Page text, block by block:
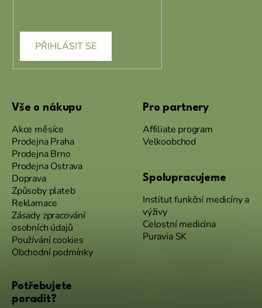
PŘIHLÁSIT SE
Vše o nákupu
Akce měsíce
Prodejna Praha
Prodejna Brno
Prodejna Ostrava
Doprava
Způsoby plateb
Reklamace
Zásady zpracování
osobních údajů
Používání cookies
Obchodní podmínky
Pro partnery
Affiliate program
Velkoobchod
Spolupracujeme
Institut funkční medicíny a
výživy
Celostní medicína
Puravia SK
Potřebujete
poradit?